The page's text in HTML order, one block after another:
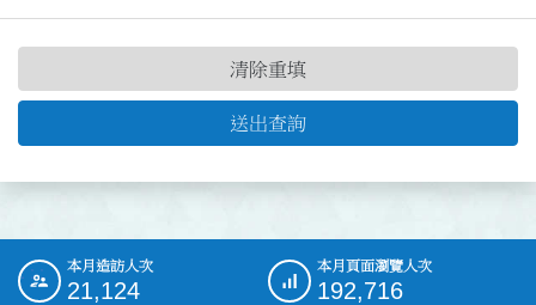
送出查詢
清除重填
::: 本月造訪人次
21,124
本月頁面瀏覽人次
192,716